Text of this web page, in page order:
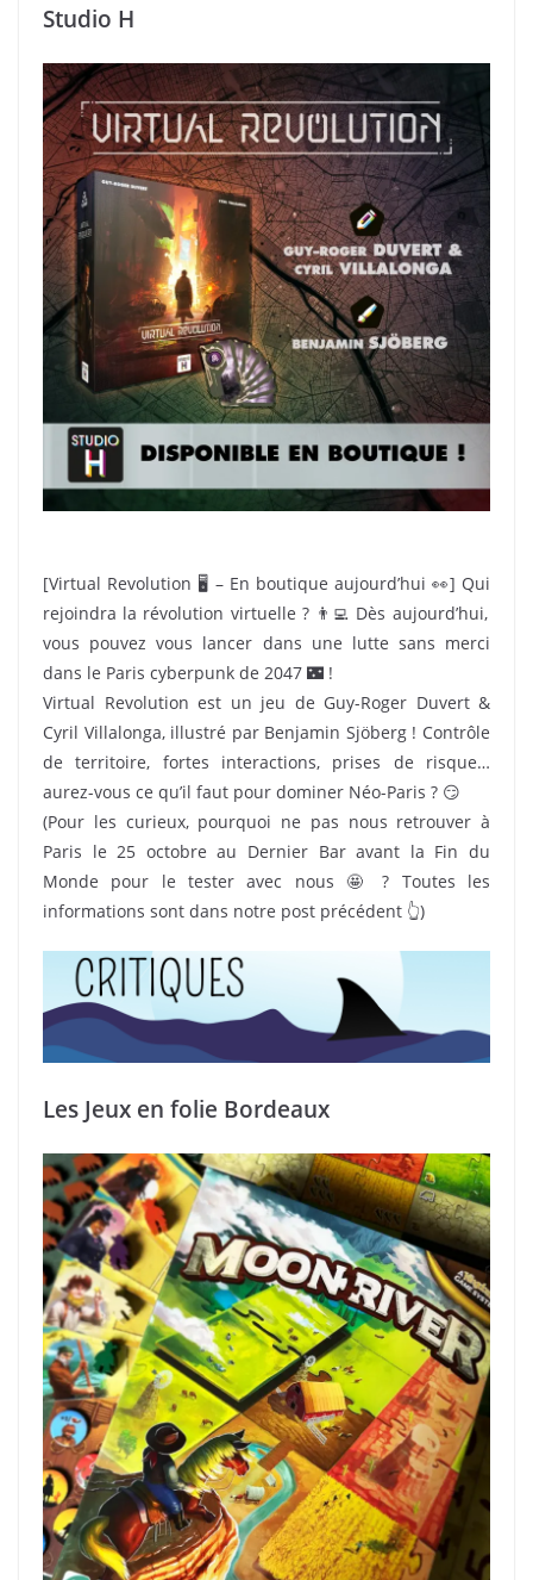
Studio H
[Virtual Revolution 🖥️ – En boutique aujourd’hui 👀] Qui
rejoindra la révolution virtuelle ? 👨‍💻 Dès aujourd’hui,
vous pouvez vous lancer dans une lutte sans merci
dans le Paris cyberpunk de 2047 🌃 !
Virtual Revolution est un jeu de Guy-Roger Duvert &
Cyril Villalonga, illustré par Benjamin Sjöberg ! Contrôle
de territoire, fortes interactions, prises de risque…
aurez-vous ce qu’il faut pour dominer Néo-Paris ? 😏
(Pour les curieux, pourquoi ne pas nous retrouver à
Paris le 25 octobre au Dernier Bar avant la Fin du
Monde pour le tester avec nous 🤩 ? Toutes les
informations sont dans notre post précédent 👆)
Les Jeux en folie Bordeaux